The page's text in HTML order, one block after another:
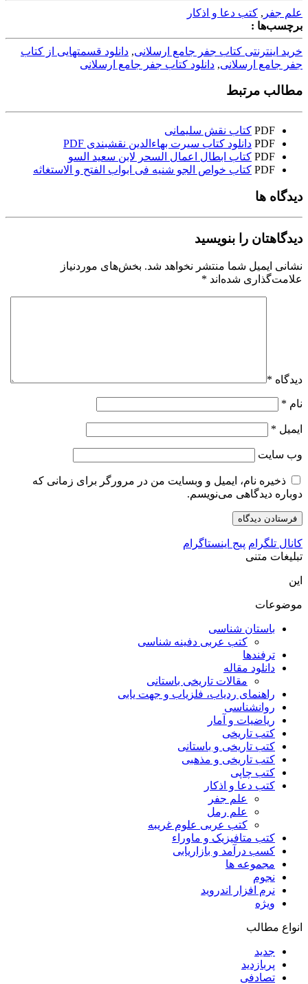
علم جفر , کتب دعا و اذکار
برچسب‌ها :
خرید اینترنتی کتاب جفر جامع ارسلانی, دانلود قسمتهایی از کتاب
جفر جامع ارسلانی, دانلود کتاب جفر جامع ارسلانی
مطالب مرتبط
PDF کتاب نقش سلیمانی
PDF دانلود کتاب سیرت بهاءالدین نقشبندی PDF
PDF کتاب ابطال اعمال السحر لابن سعيد السو
PDF کتاب خواص الجو شنیه فی ابواب الفتح و الاستغاثه
دیدگاه ها
دیدگاهتان را بنویسید
نشانی ایمیل شما منتشر نخواهد شد. بخش‌های موردنیاز
علامت‌گذاری شده‌اند *
دیدگاه *
نام *
ایمیل *
وب‌ سایت
ذخیره نام، ایمیل و وبسایت من در مرورگر برای زمانی که
دوباره دیدگاهی می‌نویسم.
کانال تلگرام پیج اینستاگرام
تبلیغات متنی
این
موضوعات
باستان شناسی
کتب عربی دفینه شناسی
ترفندها
دانلود مقاله
مقالات تاریخی باستانی
راهنمای ردیاب، فلزیاب و جهت یابی
روانشناسی
ریاضیات و آمار
کتب تاریخی
کتب تاریخی و باستانی
کتب تاریخی و مذهبی
کتب چاپی
کتب دعا و اذکار
علم جفر
علم رمل
کتب عربی علوم غریبه
کتب متافیزیک و ماوراء
کسب درآمد و بازاریابی
مجموعه ها
نجوم
نرم افزار اندروید
ویژه
انواع مطالب
جدید
پربازدید
تصادفی